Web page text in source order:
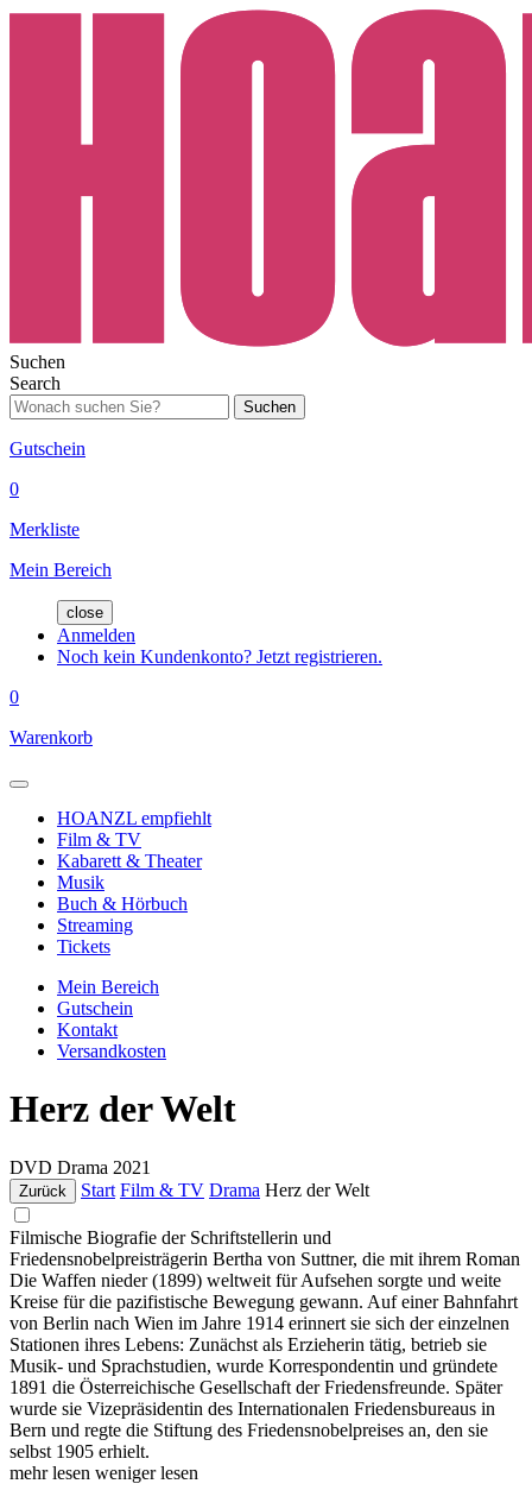
Suchen
Search
Suchen
Gutschein
0
Merkliste
Mein Bereich
close
Anmelden
Noch kein Kundenkonto? Jetzt registrieren.
0
Warenkorb
HOANZL empfiehlt
Film & TV
Kabarett & Theater
Musik
Buch & Hörbuch
Streaming
Tickets
Mein Bereich
Gutschein
Kontakt
Versandkosten
Herz der Welt
DVD Drama 2021
Zurück Start Film & TV Drama Herz der Welt
Filmische Biografie der Schriftstellerin und
Friedensnobelpreisträgerin Bertha von Suttner, die mit ihrem Roman
Die Waffen nieder (1899) weltweit für Aufsehen sorgte und weite
Kreise für die pazifistische Bewegung gewann. Auf einer Bahnfahrt
von Berlin nach Wien im Jahre 1914 erinnert sie sich der einzelnen
Stationen ihres Lebens: Zunächst als Erzieherin tätig, betrieb sie
Musik- und Sprachstudien, wurde Korrespondentin und gründete
1891 die Österreichische Gesellschaft der Friedensfreunde. Später
wurde sie Vizepräsidentin des Internationalen Friedensbureaus in
Bern und regte die Stiftung des Friedensnobelpreises an, den sie
selbst 1905 erhielt.
mehr lesen weniger lesen